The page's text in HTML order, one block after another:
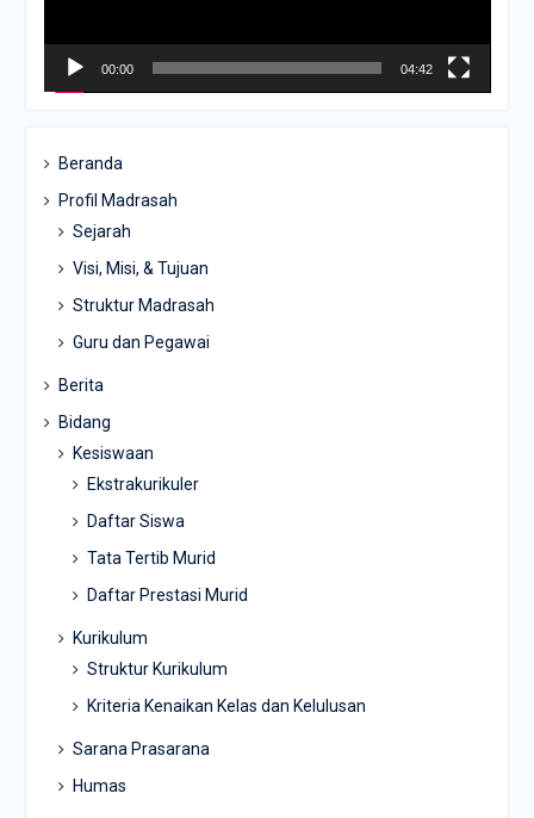
00:00 04:42
Beranda
Profil Madrasah
Sejarah
Visi, Misi, & Tujuan
Struktur Madrasah
Guru dan Pegawai
Berita
Bidang
Kesiswaan
Ekstrakurikuler
Daftar Siswa
Tata Tertib Murid
Daftar Prestasi Murid
Kurikulum
Struktur Kurikulum
Kriteria Kenaikan Kelas dan Kelulusan
Sarana Prasarana
Humas